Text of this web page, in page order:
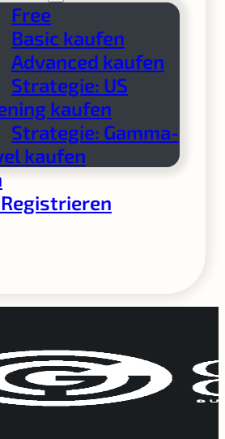
Free
Basic kaufen
Advanced kaufen
Strategie: US
kaufen
Strategie: Gamma-
kaufen